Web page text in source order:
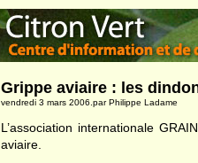
Grippe aviaire : les
vendredi 3 mars 2006.par Philippe Ladame
L’association internationale
aviaire.